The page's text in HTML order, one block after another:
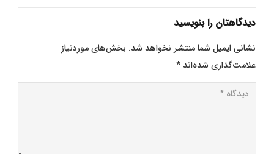
دیدگاهتان را بنویسید
نشانی ایمیل شما منتشر نخواهد شد. بخش‌های موردنیاز
علامت‌گذاری شده‌اند*